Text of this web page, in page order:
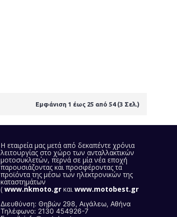
Εμφάνιση 1 έως 25 από 54 (3 Σελ.)
Η εταιρεία μαςμετά από δεκαπέντε χρόνια
λειτουργίας στο χώρο των ανταλλακτικών
μοτοσυκλετών, περνά σε μία νέα εποχή
παρουσιάζοντας και προσφέροντας τα
προϊόντα της μέσω των ηλεκτρονικών της
καταστημάτων
( www.nkmoto.gr και www.motobest.gr)
Διευθύνση: Θηβών 298, Αιγάλεω, Αθήνα
Τηλέφωνο: 2130 454926-7